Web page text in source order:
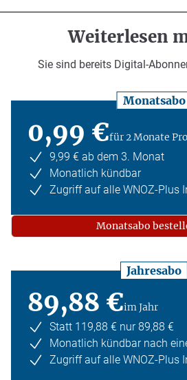
Weiterlesen
Sie sind bereits Digital-
Monatsabo
0,99 €für 2 Monate
9,99 € ab dem 3. Monat
Monatlich kündbar
Zugriff auf alle WNOZ-Plus
Monatsabo
Jahresabo
89,88 €im Jahr
Statt 119,88 € nur 89,88 €
Monatlich kündbar nach
Zugriff auf alle WNOZ-Plus